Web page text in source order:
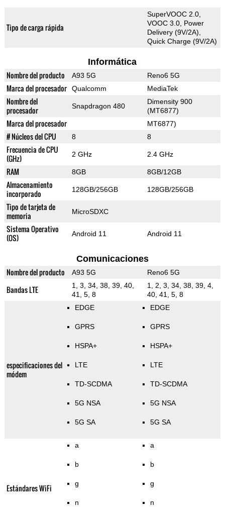
Tipo de carga rápida
SuperVOOC 2.0,
VOOC 3.0, Power
Delivery (9V/2A),
Quick Charge (9V/2A)
Informática
Nombre del producto A93 5G Reno6 5G
Marca del procesador Qualcomm MediaTek
Nombre del
procesador
Snapdragon 480
Dimensity 900
(MT6877)
Marca del procesador MT6877)
# Núcleos del CPU 8 8
Frecuencia de CPU
(GHz)
2 GHz 2.4 GHz
RAM 8GB 8GB/12GB
Almacenamiento
incorporado
128GB/256GB 128GB/256GB
Tipo de tarjeta de
memoria
MicroSDXC
Sistema Operativo
(OS)
Android 11 Android 11
Comunicaciones
Nombre del producto A93 5G Reno6 5G
Bandas LTE
1, 3, 34, 38, 39, 40,
41, 5, 8
1, 2, 3, 34, 38, 39, 4,
40, 41, 5, 8
especificaciones del
módem
EDGE
GPRS
HSPA+
LTE
TD-SCDMA
5G NSA
5G SA
EDGE
GPRS
HSPA+
LTE
TD-SCDMA
5G NSA
5G SA
Estándares WiFi
a
b
g
n
a
b
g
n